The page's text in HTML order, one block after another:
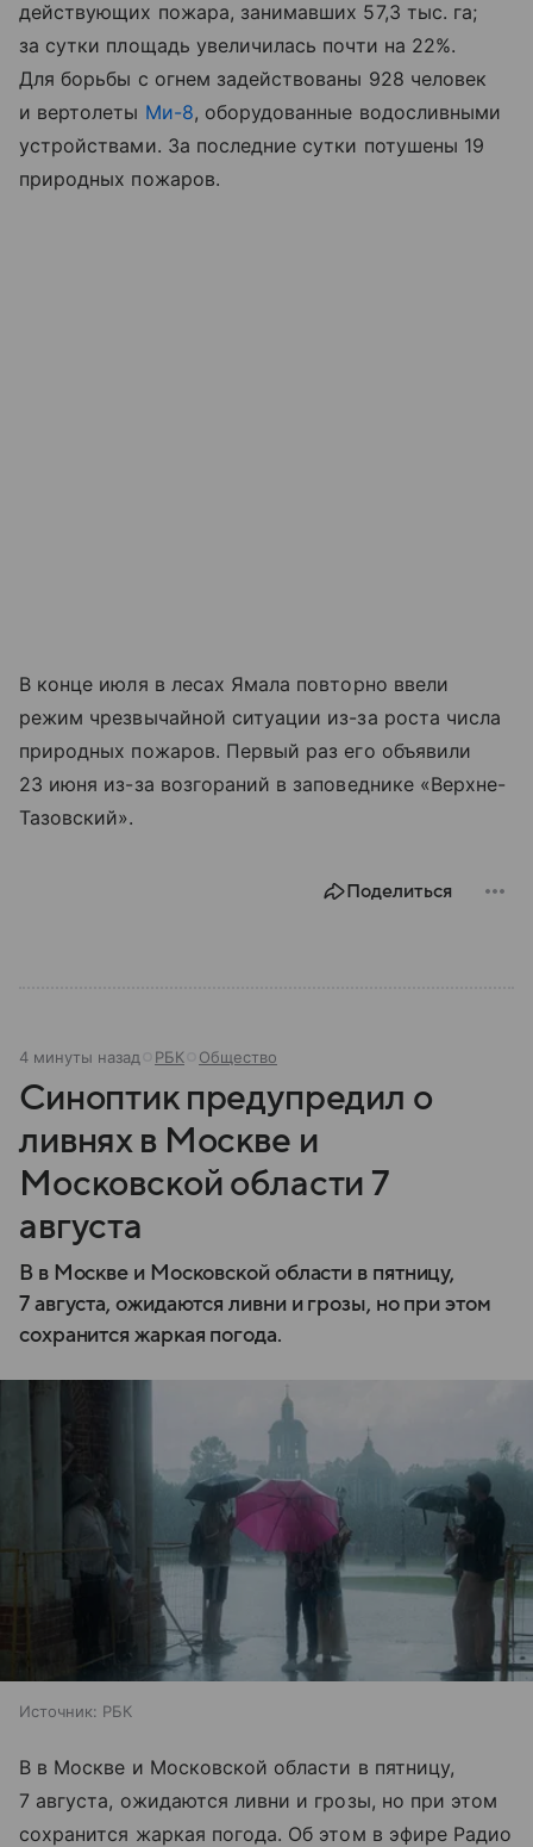
действующих пожара, занимавших 57,3 тыс. га;
за сутки площадь увеличилась почти на 22%.
Для борьбы с огнем задействованы 928 человек
и вертолеты Ми-8, оборудованные водосливными
устройствами. За последние сутки потушены 19
природных пожаров.
В конце июля в лесах Ямала повторно ввели
режим чрезвычайной ситуации из-за роста числа
природных пожаров. Первый раз его объявили
23 июня из-за возгораний в заповеднике «Верхне-
Тазовский».
Поделиться
4 минуты назад РБК Общество
Синоптик предупредил о
ливнях в Москве и
Московской области 7
августа
В в Москве и Московской области в пятницу,
7 августа, ожидаются ливни и грозы, но при этом
сохранится жаркая погода.
Источник: РБК
В в Москве и Московской области в пятницу,
7 августа, ожидаются ливни и грозы, но при этом
сохранится жаркая погода. Об этом в эфире Радио